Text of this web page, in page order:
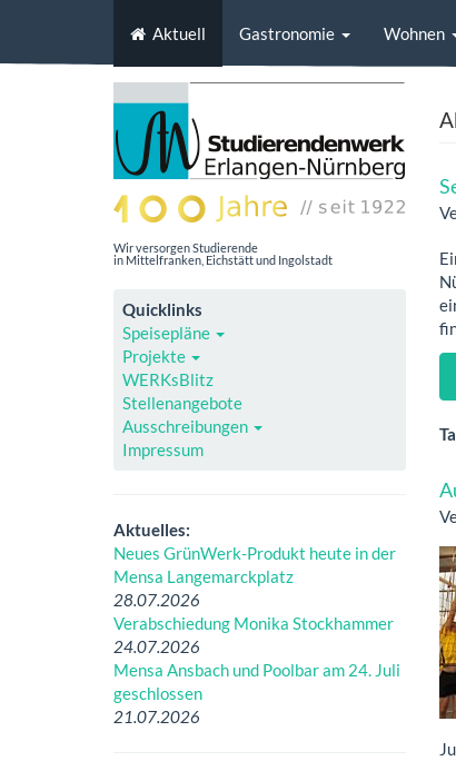
Aktuell Gastronomie Wohnen
Wir versorgen Studierende
in Mittelfranken, Eichstätt und Ingolstadt
Quicklinks
Speisepläne
Projekte
WERKsBlitz
Stellenangebote
Ausschreibungen
Impressum
Aktuelles:
Neues GrünWerk-Produkt heute in der
Mensa Langemarckplatz
28.07.2026
Verabschiedung Monika Stockhammer
24.07.2026
Mensa Ansbach und Poolbar am 24. Juli
geschlossen
21.07.2026